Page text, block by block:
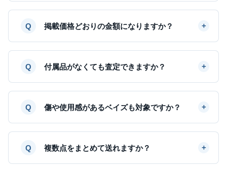
掲載価格どおりの金額になりますか？
付属品がなくても査定できますか？
傷や使用感があるベイズも対象ですか？
複数点をまとめて送れますか？